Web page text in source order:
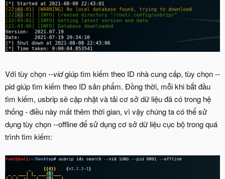
Với tùy chọn--vidgiúp tìm kiếm theo ID nhà cung cấp, tùy chọn --
pid giúp tìm kiếm theo ID sản phẩm. Đồng thời, mỗi khi bắt đầu
tìm kiếm, usbrip sẽ cập nhật và tải cơ sở dữ liệu đã có trong hệ
thống - điều này mất thêm thời gian, vì vậy chúng ta có thể sử
dụng tùy chọn --offline để sử dụng cơ sở dữ liệu cục bộ trong quá
trình tìm kiếm: